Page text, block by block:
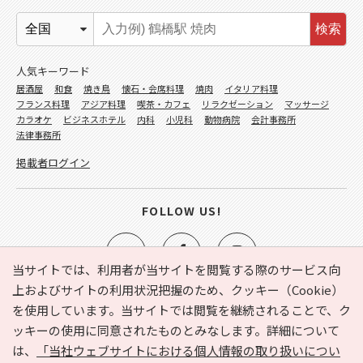
当サイトでは、利用者が当サイトを閲覧する際のサービス向
上およびサイトの利用状況把握のため、クッキー（Cookie）
を使用しています。当サイトでは閲覧を継続されることで、ク
ッキーの使用に同意されたものとみなします。詳細について
は、
「当社ウェブサイトにおける個人情報の取り扱いについ
e-NAVITA（イーナビタ）とは？ お気に入り
ヘルプ
利用規約
個人情報の取り扱いについて
運営会社
検索
人気キーワード
居酒屋 和食 焼き鳥 懐石・会席料理 焼肉
イタリア料理
フランス料理
アジア料理 喫茶・カフェ リラクゼーション
マッサージ
カラオケ
ビジネスホテル 内科 小児科 動物病院
会計事務所
法律事務所
掲載者ログイン
FOLLOW US!